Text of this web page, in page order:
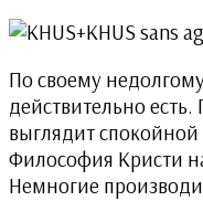
По своему
действительно
выглядит
Философия Кристи
Немногие